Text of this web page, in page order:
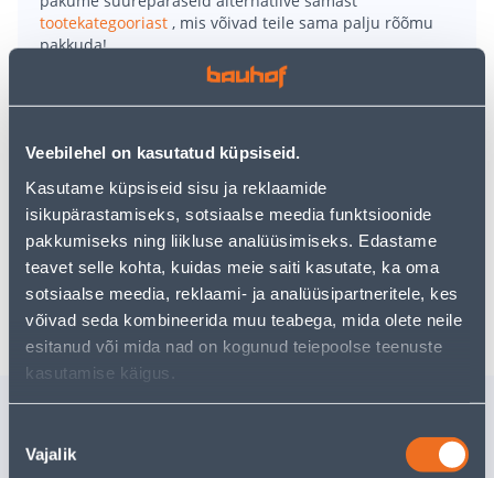
Veebilehel on kasutatud küpsiseid.
Kasutame küpsiseid sisu ja reklaamide
isikupärastamiseks, sotsiaalse meedia funktsioonide
pakkumiseks ning liikluse analüüsimiseks. Edastame
teavet selle kohta, kuidas meie saiti kasutate, ka oma
sotsiaalse meedia, reklaami- ja analüüsipartneritele, kes
võivad seda kombineerida muu teabega, mida olete neile
esitanud või mida nad on kogunud teiepoolse teenuste
kasutamise käigus.
valik
Vajalik
tootekategooriast , mis võivad teile sama palju rõõmu
pakkuda!
Teie ostlemisrõõm ei pea aga siin lõppema - oma
uurimistööd saate jätkata, naastes
kasutades meie võimsat otsingufunktsiooni, et leida
• Kaanega säilituskarp 1,2 l.
• 14-päevane tagastusõigus.
Tarne pole võimalik
Sarnased tooted
1/2''